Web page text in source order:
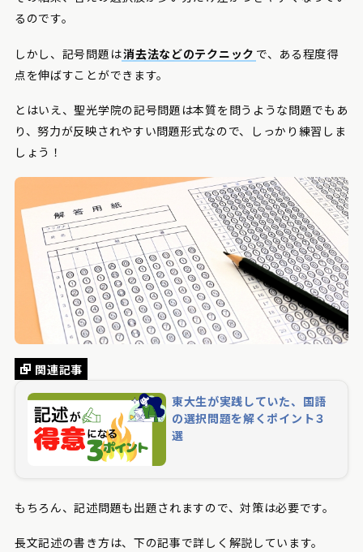
るのです。
しかし、記号問題は消去法などのテクニック で、ある程度得
点を伸ばすことができます。
とはいえ、聖光学院の記号問題は本質を問うような問題でもあ
り、努力が反映されやすい問題形式なので、しっかり練習しま
しょう！
関連記事
東大生が実践していた、国語
の選択問題を解くポイント３
選
もちろん、記述問題も出題されますので、対策は必要です。
長文記述の書き方は、下の記事で詳しく解説しています。